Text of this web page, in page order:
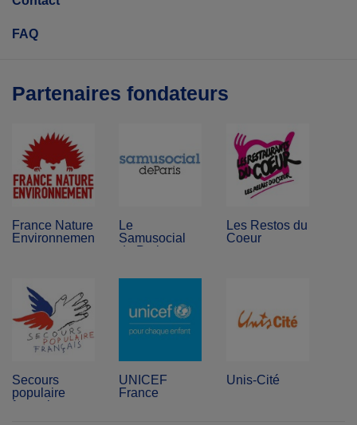
FAQ
Partenaires fondateurs
France Nature
Environnement
Le
Samusocial
de Paris
Les Restos du
Coeur
Secours
populaire
français
UNICEF
France
Unis-Cité